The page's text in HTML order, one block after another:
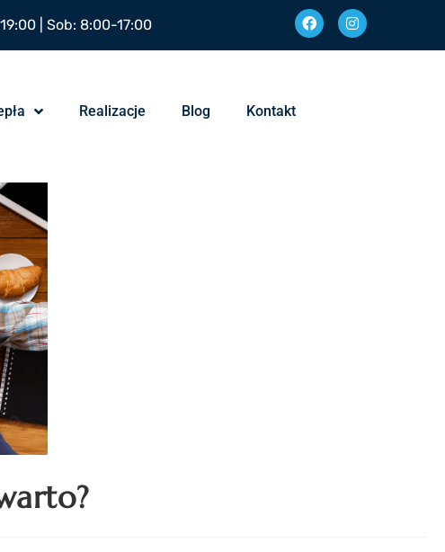
| Sob: 8:00-17:00
Realizacje Blog Kontakt